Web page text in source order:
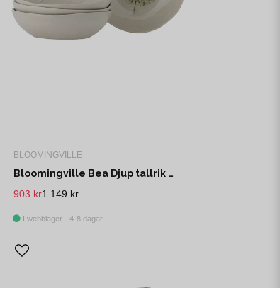
BLOOMINGVILLE
Bloomingville Bea Djup tallrik Natur Stengods 1000 ml Set om 4
1 149 kr
903 kr
I webblager - 4-8 dagar